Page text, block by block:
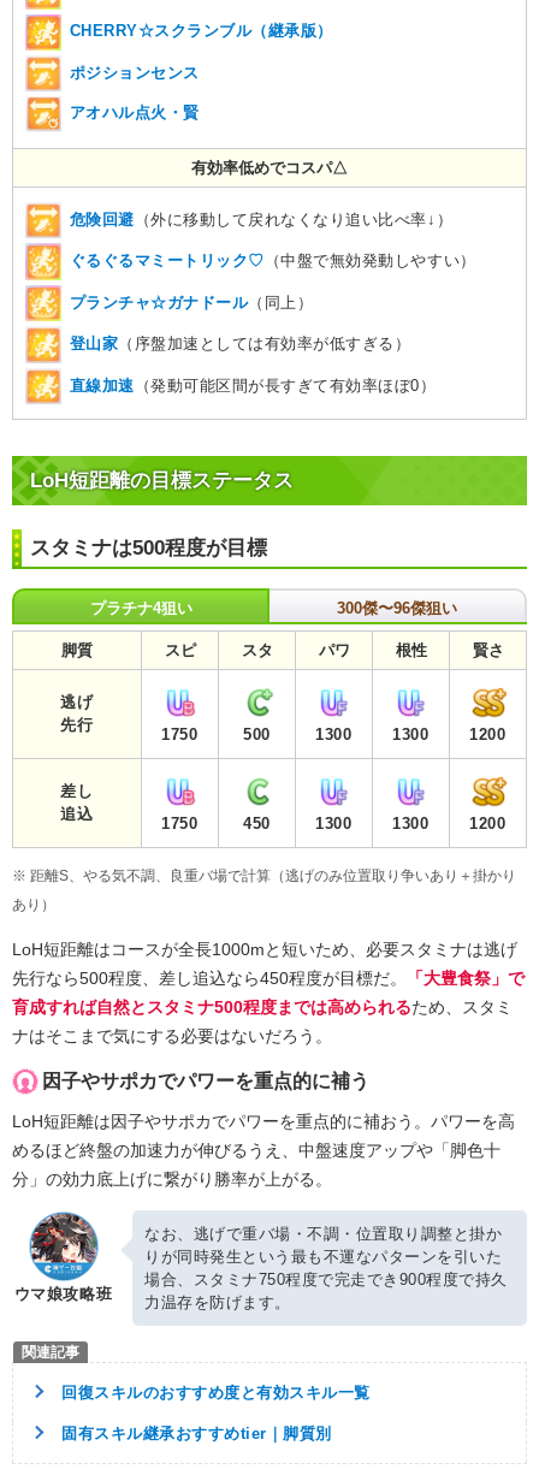
CHERRY☆スクランブル（継承版）
ポジションセンス
アオハル点火・賢
有効率低めでコスパ△
危険回避 （外に移動して戻れなくなり追い比べ率↓）
ぐるぐるマミートリック♡ （中盤で無効発動しやすい）
プランチャ☆ガナドール（同上）
登山家 （序盤加速としては有効率が低すぎる）
直線加速 （発動可能区間が長すぎて有効率ほぼ0）
LoH短距離の目標ステータス
スタミナは500程度が目標
プラチナ4狙い 300傑〜96傑狙い
脚質 スピ スタ パワ 根性 賢さ
逃げ
先行
1750 500 1300 1300 1200
差し
追込
1750 450 1300 1300 1200
※ 距離S、やる気不調、良重バ場で計算（逃げのみ位置取り争いあり＋掛かり
あり）
LoH短距離はコースが全長1000mと短いため、必要スタミナは逃げ
先行なら500程度、差し追込なら450程度が目標だ。
「大豊食祭」で
育成すれば自然とスタミナ500程度までは高められるため、スタミ
ナはそこまで気にする必要はないだろう。
因子やサポカでパワーを重点的に補う
LoH短距離は因子やサポカでパワーを重点的に補おう。パワーを高
めるほど終盤の加速力が伸びるうえ、中盤速度アップや「脚色十
分」の効力底上げに繋がり勝率が上がる。
ウマ娘攻略班
なお、逃げで重バ場・不調・位置取り調整と掛か
りが同時発生という最も不運なパターンを引いた
場合、スタミナ750程度で完走でき900程度で持久
力温存を防げます。
回復スキルのおすすめ度と有効スキル一覧
固有スキル継承おすすめtier｜脚質別